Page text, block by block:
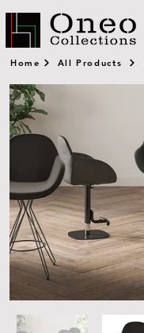
All Products
Home